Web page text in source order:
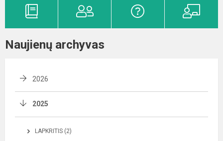
Naujienų archyvas
2026
2025
LAPKRITIS (2)